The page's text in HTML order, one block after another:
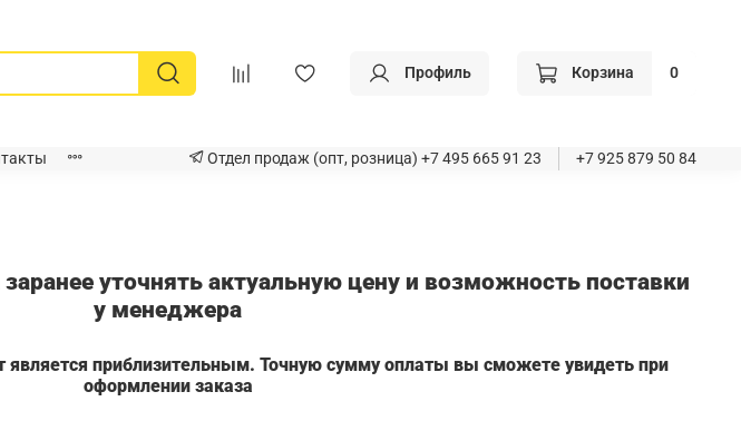
Профиль Корзина 0
Отдел продаж (опт, розница) +7 495 665 91 23 +7 925 879 50 84
уточнять актуальную цену и возможность поставки
у менеджера
приблизительным. Точную сумму оплаты вы сможете увидеть при
оформлении заказа